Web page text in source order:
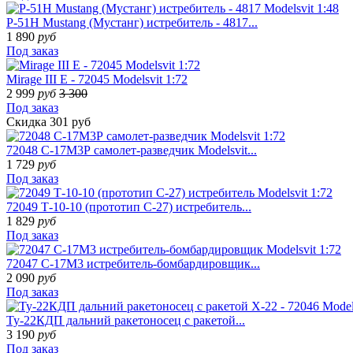
P-51H Mustang (Мустанг) истребитель - 4817...
1 890 руб
Под заказ
Mirage III E - 72045 Modelsvit 1:72
2 999 руб 3 300
Под заказ
Скидка 301 руб
72048 С-17М3Р самолет-разведчик Modelsvit...
1 729 руб
Под заказ
72049 Т-10-10 (прототип С-27) истребитель...
1 829 руб
Под заказ
72047 С-17М3 истребитель-бомбардировщик...
2 090 руб
Под заказ
Ту-22КДП дальний ракетоносец с ракетой...
3 190 руб
Под заказ